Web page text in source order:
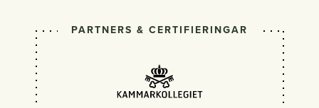
PARTNERS & CERTIFIERINGAR